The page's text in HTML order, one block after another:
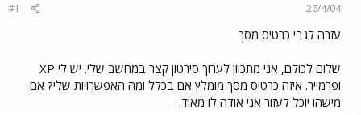
ש
א
ר
26/4/04
#1
עזרה לגבי כרטיס מסך
שלום לכולם, אני מתכוון לערוך סירטון קצר במחשב שלי. יש לי XP
ופרמייר. איזה כרטיס מסך מומלץ אם בכלל ומה האפשרויות שלי? אם
מישהו יוכל לעזור אני אודה לו מאוד.